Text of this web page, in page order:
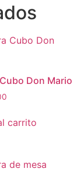
Don Mario
carrito